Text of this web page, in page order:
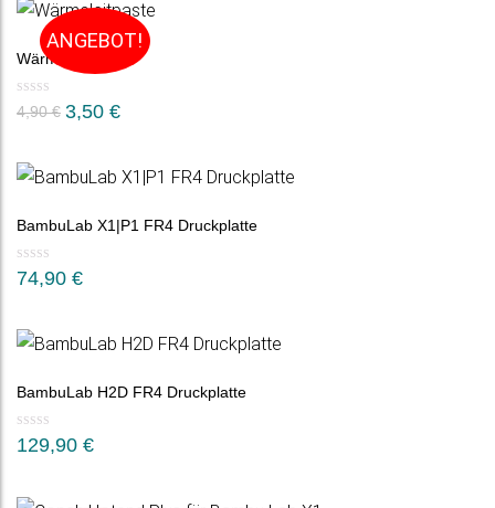
ANGEBOT!
Wärmeleitpaste
4,90€ Ursprünglicher
war:
3,50 €Aktueller
ist:
3,50 €.
BambuLab X1|P1 FR4 Druckplatte
74,90 €
BambuLab H2D FR4 Druckplatte
129,90 €